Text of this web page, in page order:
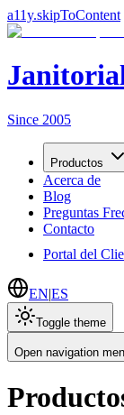
a11y.skipToContent
Since 2005
Productos
Acerca de
Blog
Preguntas
Contacto
Portal del
EN|ES
Toggle theme
Open navigation